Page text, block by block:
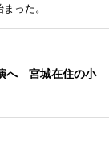
った。
へ 宮城在住の小